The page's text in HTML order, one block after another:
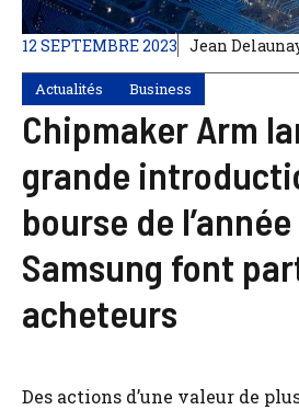
12 SEPTEMBRE 2023 Jean
Actualités Business
Chipmaker Arm
grande
bourse de
Samsung font
acheteurs
Des actions d’une valeur de